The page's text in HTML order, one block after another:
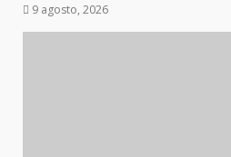
9 agosto, 2026